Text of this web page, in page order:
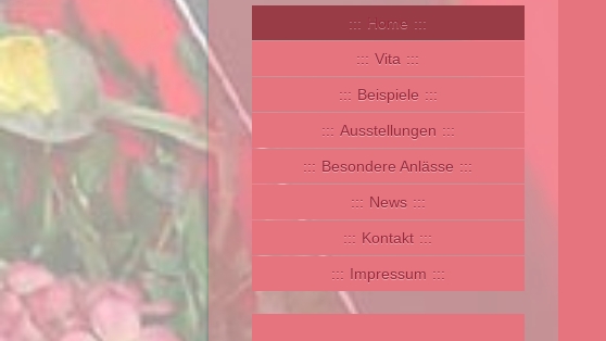
Home
Vita
Beispiele
Ausstellungen
Besondere Anlässe
News
Kontakt
Impressum